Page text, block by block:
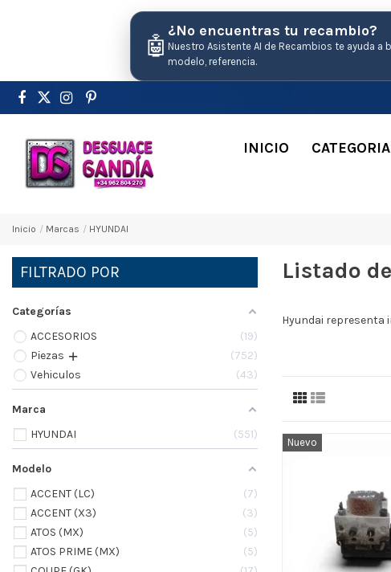
🤖
¿No encuentras tu recambio?
Nuestro Asistente AI de Recambios te ayuda a
modelo, referencia.
INICIO
Inicio Marcas HYUNDAI
Listado
Hyundai representa
Nuevo
FILTRADO POR
Categorías
ACCESORIOS
19
Pіezas
752
Vehiculos
43
Marca
HYUNDAI
551
Modelo
ACCENT (LC)
7
ACCENT (X3)
3
ATOS (MX)
5
ATOS PRIME (MX)
5